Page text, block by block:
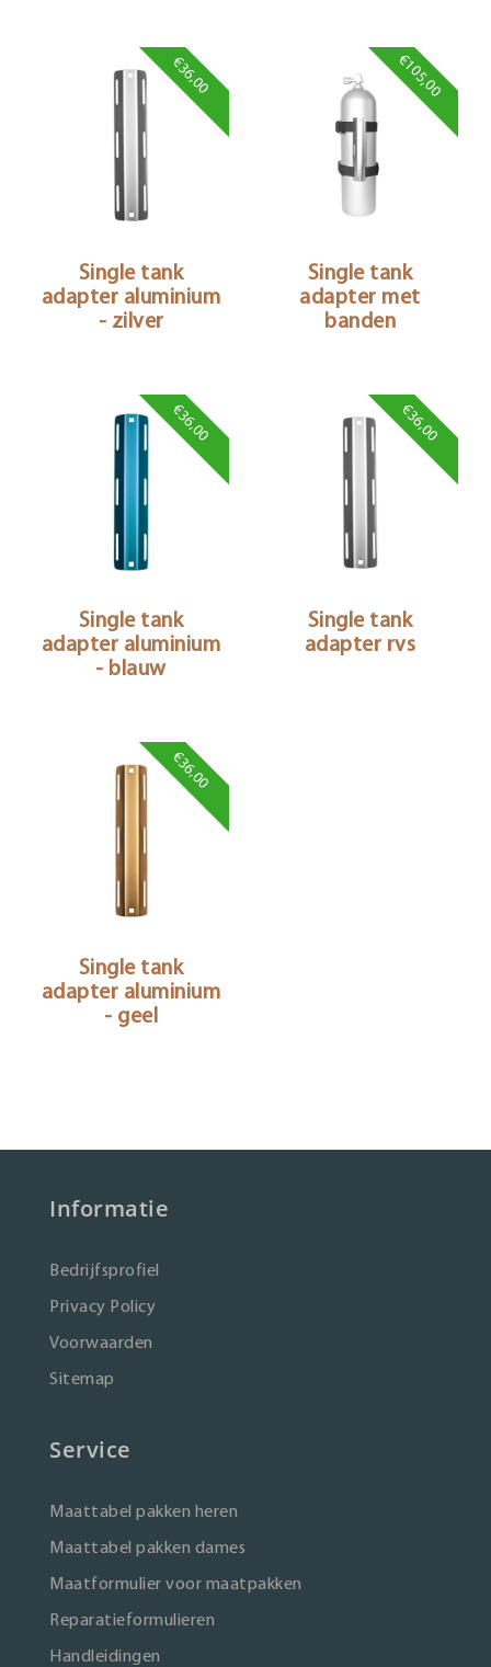
€36,00
Single tank
adapter aluminium
- zilver
€105,00
Single tank
adapter met
banden
€36,00
Single tank
adapter aluminium
- blauw
€36,00
Single tank
adapter rvs
€36,00
Single tank
adapter aluminium
- geel
Informatie
Bedrijfsprofiel
Privacy Policy
Voorwaarden
Sitemap
Service
Maattabel pakken heren
Maattabel pakken dames
Maatformulier voor maatpakken
Reparatieformulieren
Handleidingen